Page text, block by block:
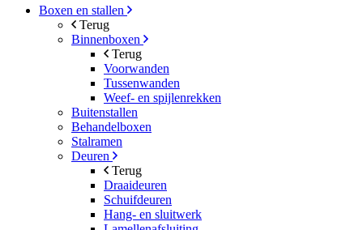
Boxen en stallen
Terug
Binnenboxen
Terug
Voorwanden
Tussenwanden
Weef- en spijlenrekken
Buitenstallen
Behandelboxen
Stalramen
Deuren
Terug
Draaideuren
Schuifdeuren
Hang- en sluitwerk